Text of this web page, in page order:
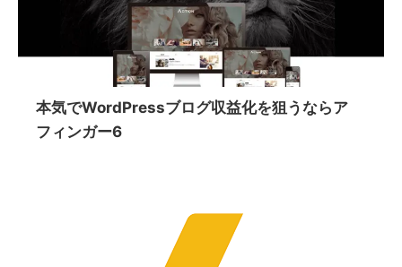
本気でWordPressブログ収益化を狙うならア
フィンガー6